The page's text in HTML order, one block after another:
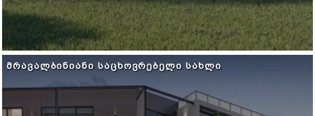
ᲛᲠᲐᲕᲐᲚᲑᲘᲜᲘᲐᲜᲘ ᲡᲐᲪᲮᲝᲕᲠᲔᲑᲔᲚᲘ ᲡᲐᲮᲚᲘ